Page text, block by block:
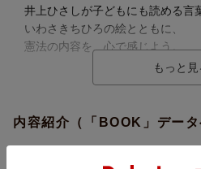
井上ひさしが子どもにも読める言
いわさきちひろの絵とともに、
憲法の内容を、心で感じよう。
内容紹介（「BOOK」データ